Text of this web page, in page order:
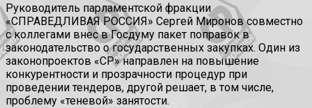
Руководитель парламентской фракции
«СПРАВЕДЛИВАЯ РОССИЯ» Сергей Миронов совместно
с коллегами внес в Госдуму пакет поправок в
законодательство о государственных закупках. Один из
законопроектов «СР» направлен на повышение
конкурентности и прозрачности процедур при
проведении тендеров, другой решает, в том числе,
проблему «теневой» занятости.